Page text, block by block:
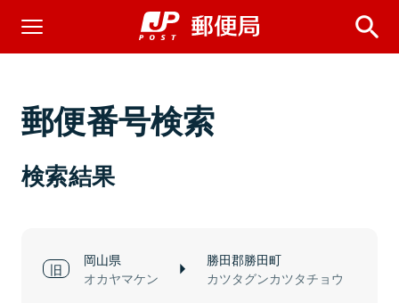
郵便番号検索
検索結果
岡山県
オカヤマケン
勝田郡勝田町
カツタグンカツタチョウ